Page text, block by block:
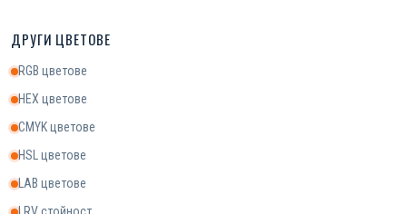
ДРУГИ ЦВЕТОВЕ
RGB цветове
HEX цветове
CMYK цветове
HSL цветове
LAB цветове